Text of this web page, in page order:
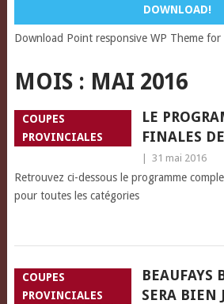
DOWNLOAD!
Download Point responsive WP Theme for
MOIS : MAI 2016
COUPES
PROVINCIALES
LE
FINALES
31 mai 2016
Retrouvez ci-dessous le programme
pour toutes les catégories
COUPES
PROVINCIALES
BEAUFAYS
SERA BIEN